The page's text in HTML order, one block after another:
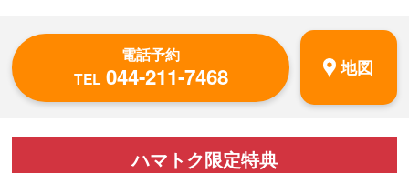
電話予約
TEL 044-211-7468 地図
ハマトク限定特典